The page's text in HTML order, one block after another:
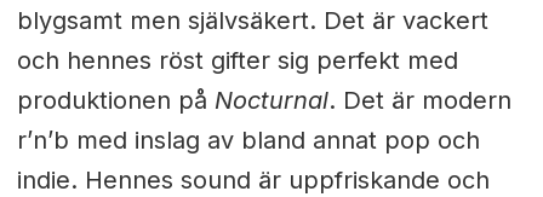
blygsamt men självsäkert. Det är vackert
och hennes röst gifter sig perfekt med
produktionen på Nocturnal. Det är modern
r’n’b med inslag av bland annat pop och
indie. Hennes sound är uppfriskande och